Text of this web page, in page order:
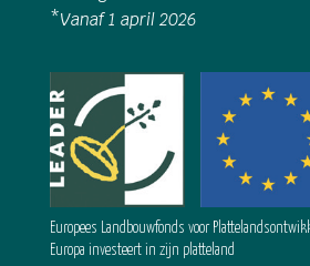
*Vanaf 1 april 2026
Europees Landbouwfonds voor
Europa investeert in zijn platteland